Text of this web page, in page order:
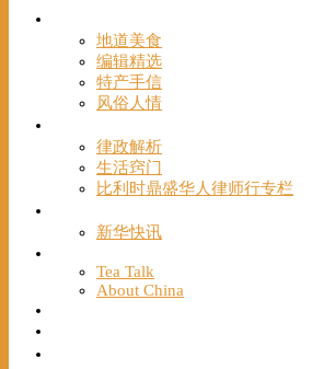
地道美食
编辑精选
特产手信
风俗人情
律政解析
生活窍门
比利时鼎盛华人律师行专栏
新华快讯
Tea Talk
About China